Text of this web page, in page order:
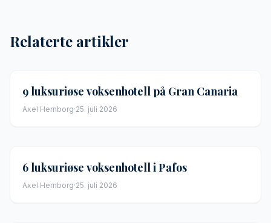
Relaterte artikler
9 luksuriøse voksenhotell på Gran Canaria
Axel Hernborg·25. juli 2026
6 luksuriøse voksenhotell i Pafos
Axel Hernborg·25. juli 2026